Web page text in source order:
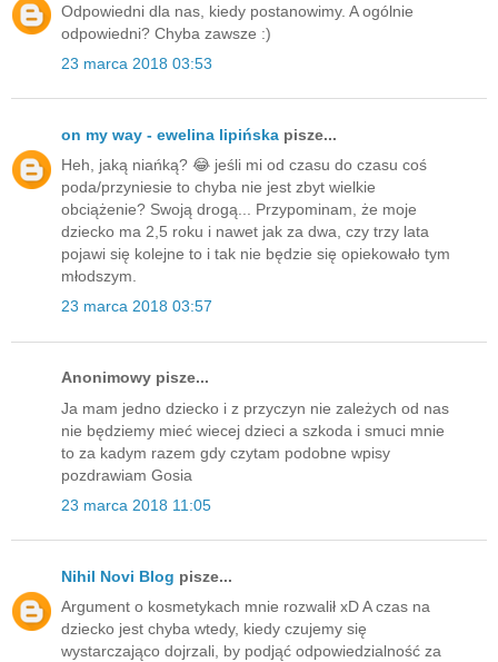
Odpowiedni dla nas, kiedy postanowimy. A ogólnie
odpowiedni? Chyba zawsze :)
23 marca 2018 03:53
on my way - ewelina lipińska pisze...
Heh, jaką niańką? 😂 jeśli mi od czasu do czasu coś
poda/przyniesie to chyba nie jest zbyt wielkie
obciążenie? Swoją drogą... Przypominam, że moje
dziecko ma 2,5 roku i nawet jak za dwa, czy trzy lata
pojawi się kolejne to i tak nie będzie się opiekowało tym
młodszym.
23 marca 2018 03:57
Anonimowy pisze...
Ja mam jedno dziecko i z przyczyn nie zależych od nas
nie będziemy mieć wiecej dzieci a szkoda i smuci mnie
to za kadym razem gdy czytam podobne wpisy
pozdrawiam Gosia
23 marca 2018 11:05
Nihil Novi Blog pisze...
Argument o kosmetykach mnie rozwalił xD A czas na
dziecko jest chyba wtedy, kiedy czujemy się
wystarczająco dojrzali, by podjąć odpowiedzialność za